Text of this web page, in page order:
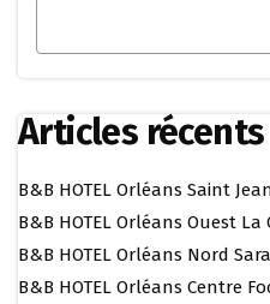
Articles récents
B&B HOTEL Orléans Saint
B&B HOTEL Orléans Ouest
B&B HOTEL Orléans Nord
B&B HOTEL Orléans Centre